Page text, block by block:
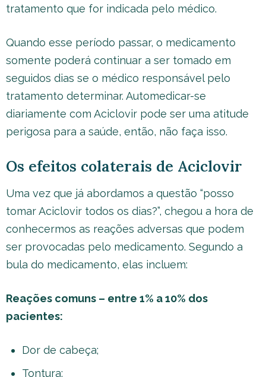
tratamento que for indicada pelo médico.
Quando esse período passar, o medicamento
somente poderá continuar a ser tomado em
seguidos dias se o médico responsável pelo
tratamento determinar. Automedicar-se
diariamente com Aciclovir pode ser uma atitude
perigosa para a saúde, então, não faça isso.
Os efeitos colaterais de Aciclovir
Uma vez que já abordamos a questão “posso
tomar Aciclovir todos os dias?”, chegou a hora de
conhecermos as reações adversas que podem
ser provocadas pelo medicamento. Segundo a
bula do medicamento, elas incluem:
Reações comuns – entre 1% a 10% dos
pacientes:
Dor de cabeça;
Tontura;